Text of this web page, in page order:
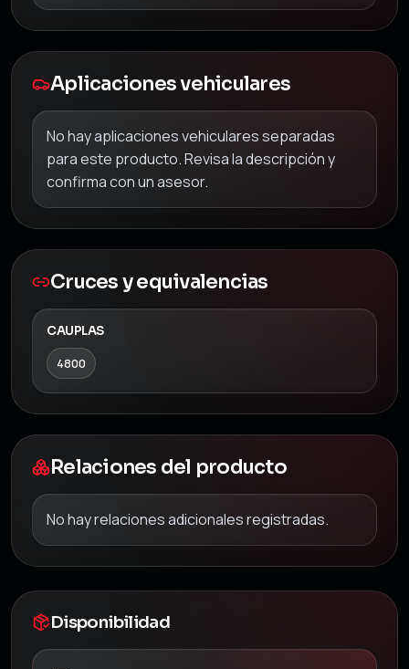
Aplicaciones vehiculares
No hay aplicaciones vehiculares separadas
para este producto. Revisa la descripción y
confirma con un asesor.
Cruces y equivalencias
CAUPLAS
4800
Relaciones del producto
No hay relaciones adicionales registradas.
Disponibilidad